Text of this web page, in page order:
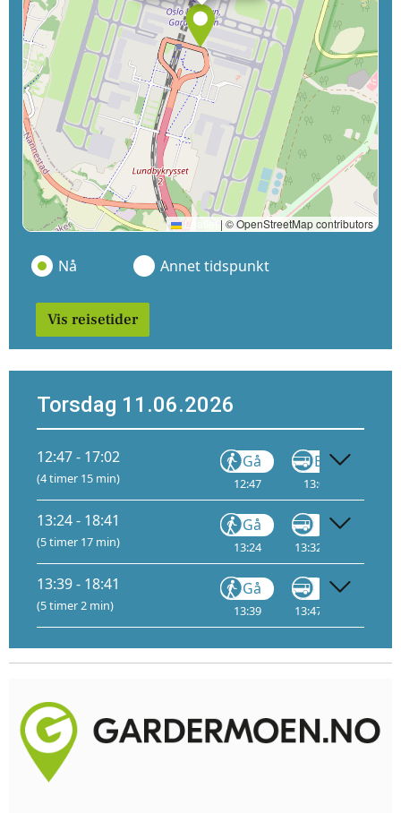
Leaflet | © OpenStreetMap contributors
Nå Annet tidspunkt
Vis reisetider
Torsdag 11.06.2026
12:47 - 17:02
(4 timer 15 min)
Gå
12:47
Buss
13:06
13:24 - 18:41
(5 timer 17 min)
Gå
13:24
13:32
A
13:39 - 18:41
(5 timer 2 min)
Gå
13:39
13:47
A